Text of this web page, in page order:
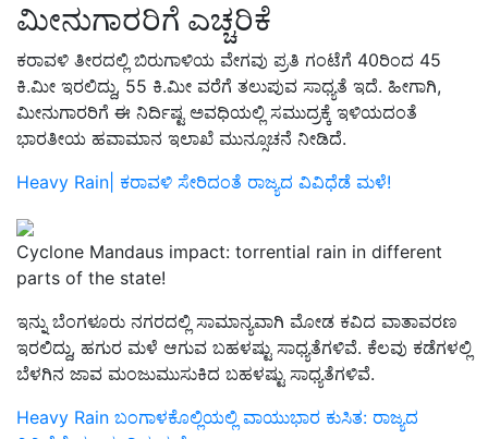
ಮೀನುಗಾರರಿಗೆ ಎಚ್ಚರಿಕೆ
ಕರಾವಳಿ ತೀರದಲ್ಲಿ ಬಿರುಗಾಳಿಯ ವೇಗವು ಪ್ರತಿ ಗಂಟೆಗೆ 40ರಿಂದ 45
ಕಿ.ಮೀ ಇರಲಿದ್ದು, 55 ಕಿ.ಮೀ ವರೆಗೆ ತಲುಪುವ ಸಾಧ್ಯತೆ ಇದೆ. ಹೀಗಾಗಿ,
ಮೀನುಗಾರರಿಗೆ ಈ ನಿರ್ದಿಷ್ಟ ಅವಧಿಯಲ್ಲಿ ಸಮುದ್ರಕ್ಕೆ ಇಳಿಯದಂತೆ
ಭಾರತೀಯ ಹವಾಮಾನ ಇಲಾಖೆ ಮುನ್ಸೂಚನೆ ನೀಡಿದೆ.
Heavy Rain| ಕರಾವಳಿ ಸೇರಿದಂತೆ ರಾಜ್ಯದ ವಿವಿಧೆಡೆ ಮಳೆ!
Cyclone Mandaus impact: torrential rain in different
parts of the state!
ಇನ್ನು ಬೆಂಗಳೂರು ನಗರದಲ್ಲಿ ಸಾಮಾನ್ಯವಾಗಿ ಮೋಡ ಕವಿದ ವಾತಾವರಣ
ಇರಲಿದ್ದು, ಹಗುರ ಮಳೆ ಆಗುವ ಬಹಳಷ್ಟು ಸಾಧ್ಯತೆಗಳಿವೆ. ಕೆಲವು ಕಡೆಗಳಲ್ಲಿ
ಬೆಳಗಿನ ಜಾವ ಮಂಜುಮುಸುಕಿದ ಬಹಳಷ್ಟು ಸಾಧ್ಯತೆಗಳಿವೆ.
Heavy Rain ಬಂಗಾಳಕೊಲ್ಲಿಯಲ್ಲಿ ವಾಯುಭಾರ ಕುಸಿತ: ರಾಜ್ಯದ